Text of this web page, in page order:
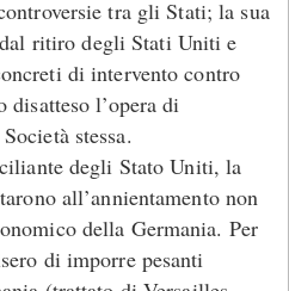
tra gli Stati; la sua
ritiro degli Stati Uniti e
di intervento contro
disatteso l’opera di
stessa.
degli Stato Uniti, la
all’annientamento non
della Germania. Per
di imporre pesanti